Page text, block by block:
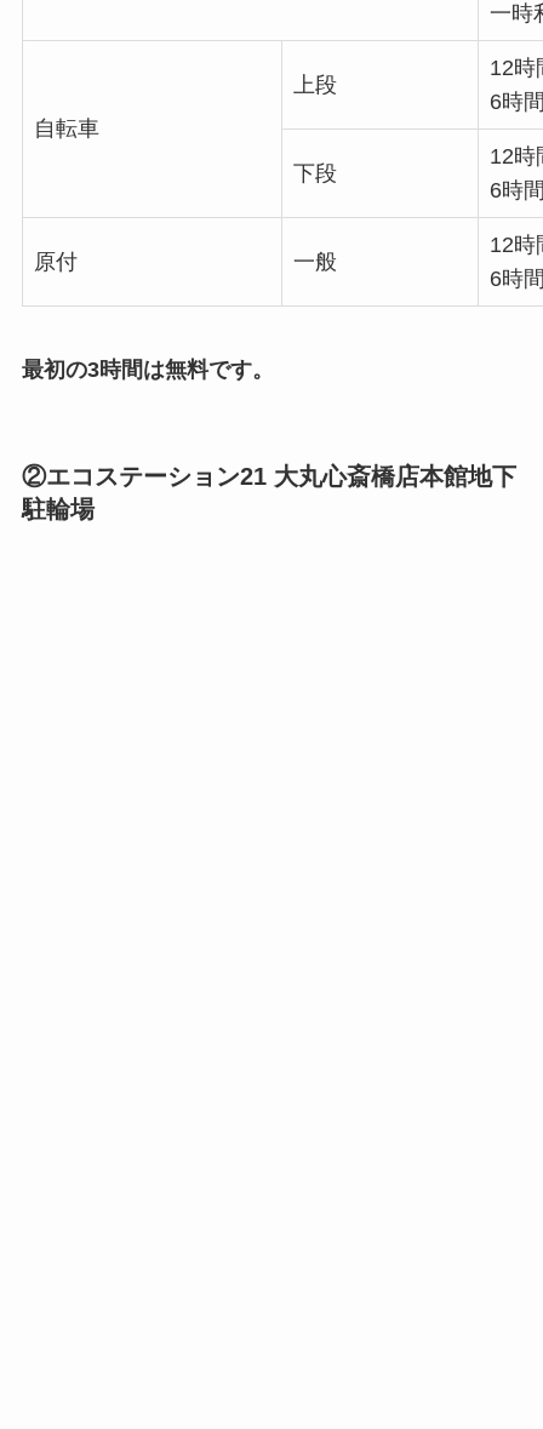
一時
自転車
上段
12時
6時
下段
12時
6時
原付 一般
12時
6時
最初の3時間は無料です。
②エコステーション21 大丸心斎橋店本館地下
駐輪場